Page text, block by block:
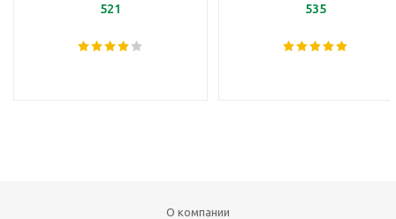
521
535
О компании